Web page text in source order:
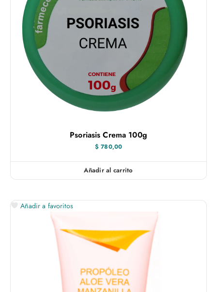
Psoriasis Crema 100g
$ 780,00
Añadir al carrito
Añadir a favoritos